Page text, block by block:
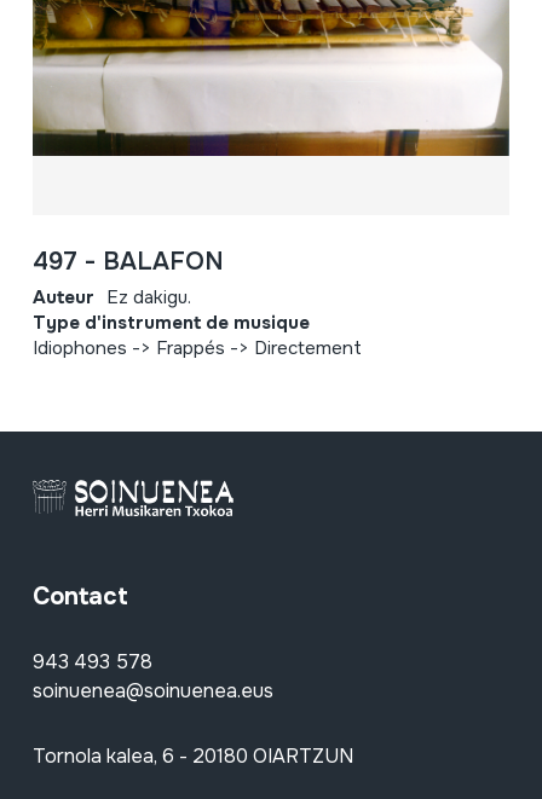
497 - BALAFON
Auteur Ez dakigu.
Type d'instrument de musique
Idiophones -> Frappés -> Directement
Contact
943 493 578
soinuenea@soinuenea.eus
Tornola kalea, 6 - 20180 OIARTZUN